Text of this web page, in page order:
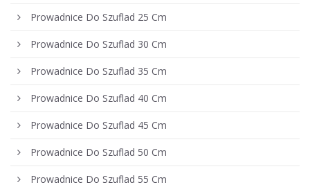
Prowadnice Do Szuflad 25 Cm
Prowadnice Do Szuflad 30 Cm
Prowadnice Do Szuflad 35 Cm
Prowadnice Do Szuflad 40 Cm
Prowadnice Do Szuflad 45 Cm
Prowadnice Do Szuflad 50 Cm
Prowadnice Do Szuflad 55 Cm